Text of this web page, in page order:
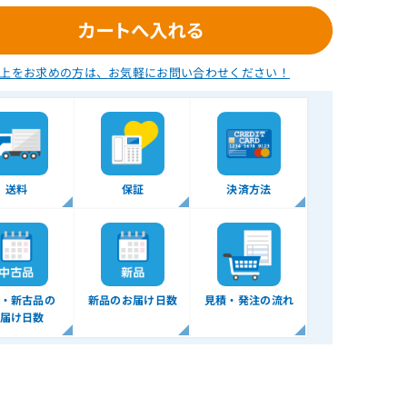
をお求めの方は、 お気軽にお問い合わせください！
送料 保証 決済方法
新古品の
け日数
新品のお届け日数 見積・発注の流れ